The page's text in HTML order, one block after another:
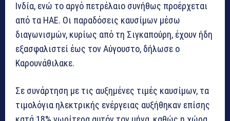
Ινδία, ενώ το αργό πετρέλαιο συνήθως προέρχεται
από τα ΗΑΕ. Οι παραδόσεις καυσίμων μέσω
διαγωνισμών, κυρίως από τη Σιγκαπούρη, έχουν ήδη
εξασφαλιστεί έως τον Αύγουστο, δήλωσε ο
Καρουνάθιλακε.
Σε συνάρτηση με τις αυξημένες τιμές καυσίμων, τα
τιμολόγια ηλεκτρικής ενέργειας αυξήθηκαν επίσης